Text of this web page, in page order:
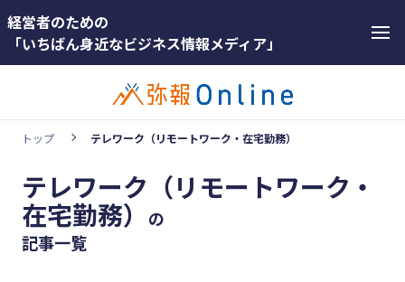
経営者のための
「いちばん身近なビジネス情報メディア」
ホットワード
#インボイス
ホットワー
トップ テレワーク（リモートワーク・在宅勤務）
テレワーク（リモートワーク・
在宅勤務）
の
記事一覧